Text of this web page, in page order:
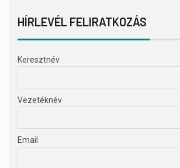
HÍRLEVÉL FELIRATKOZÁS
Keresztnév
Vezetéknév
Email